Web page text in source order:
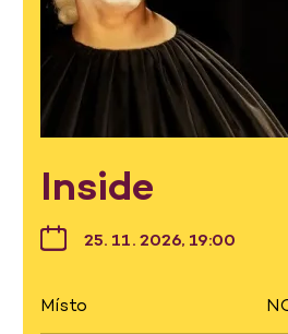
Inside
25. 11. 2026, 19:00
Místo